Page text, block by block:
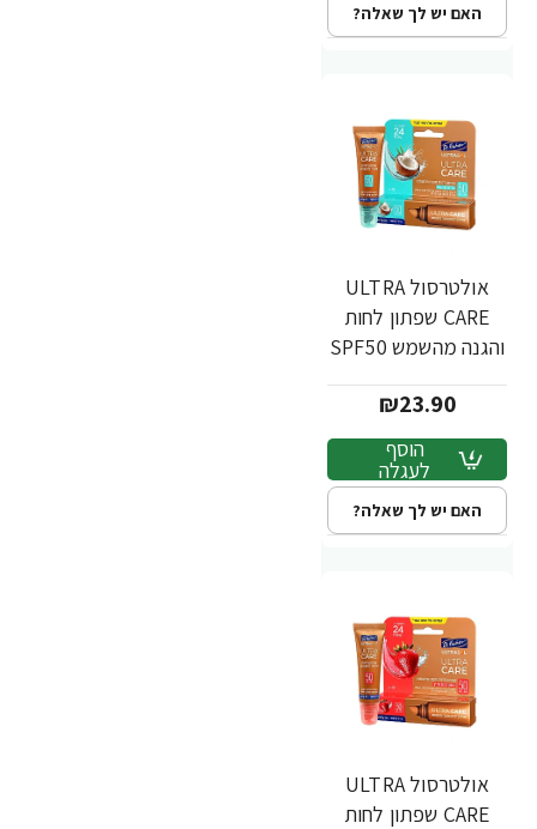
האם יש לך שאלה?
אולטרסול ULTRA
CARE שפתון לחות
והגנה מהשמש SPF50
פישר
₪23.90
הוסף
לעגלה
האם יש לך שאלה?
אולטרסול ULTRA
CARE שפתון לחות